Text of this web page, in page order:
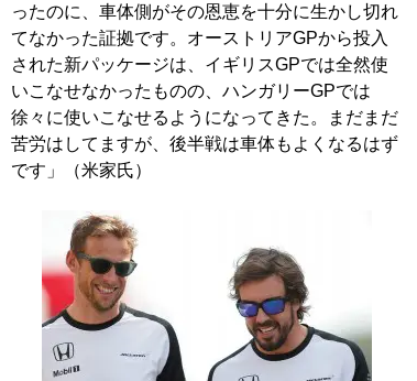
ったのに、車体側がその恩恵を十分に生かし切れ
てなかった証拠です。オーストリアGPから投入
された新パッケージは、イギリスGPでは全然使
いこなせなかったものの、ハンガリーGPでは
徐々に使いこなせるようになってきた。まだまだ
苦労はしてますが、後半戦は車体もよくなるはず
です」（米家氏）